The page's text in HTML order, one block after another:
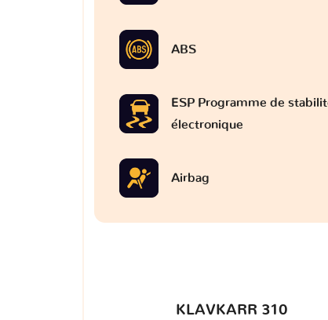
ABS
ESP Programme de
électronique
Airbag
KLAVKARR 310